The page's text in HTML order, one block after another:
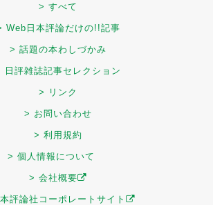
> すべて
Web日本評論だけの!!記事
> 話題の本わしづかみ
日評雑誌記事セレクション
> リンク
> お問い合わせ
> 利用規約
> 個人情報について
> 会社概要
評論社コーポレートサイト